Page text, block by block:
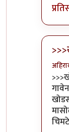
In
चिमटे